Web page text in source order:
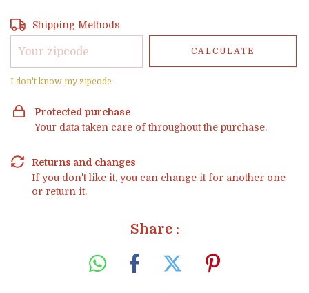
Shipping for zipcode:
Shipping Methods
CALCULATE
I don't know my zipcode
Protected purchase
Your data taken care of throughout the purchase.
Returns and changes
If you don't like it, you can change it for another one
or return it.
Share :